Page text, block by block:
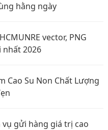
hằng ngày
vector, PNG
nhất 2026
Cao Su Non Chất Lượng
gửi hàng giá trị cao